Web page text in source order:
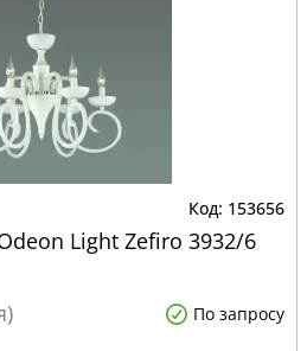
153656
Light Zefiro 3932/6
По запросу